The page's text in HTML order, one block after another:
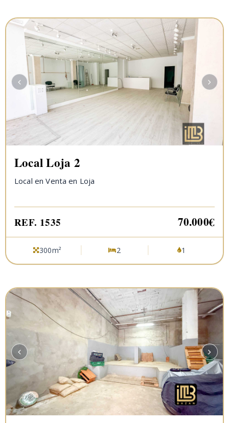
Local Loja 2
Local en Venta en Loja
REF. 1535 70.000€
300m² 2 1